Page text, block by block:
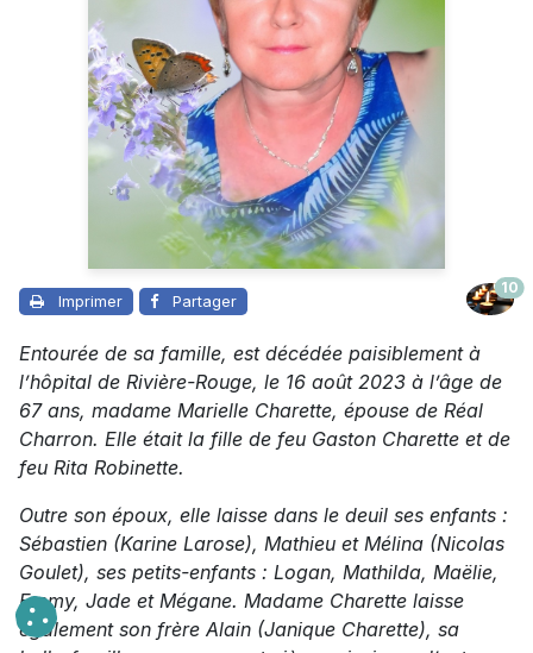
Imprimer Partager
10
Entourée de sa famille, est décédée paisiblement à
l’hôpital de Rivière-Rouge, le 16 août 2023 à l’âge de
67 ans, madame Marielle Charette, épouse de Réal
Charron. Elle était la fille de feu Gaston Charette et de
feu Rita Robinette.
Outre son époux, elle laisse dans le deuil ses enfants :
Sébastien (Karine Larose), Mathieu et Mélina (Nicolas
Goulet), ses petits-enfants : Logan, Mathilda, Maëlie,
Emmy, Jade et Mégane. Madame Charette laisse
également son frère Alain (Janique Charette), sa